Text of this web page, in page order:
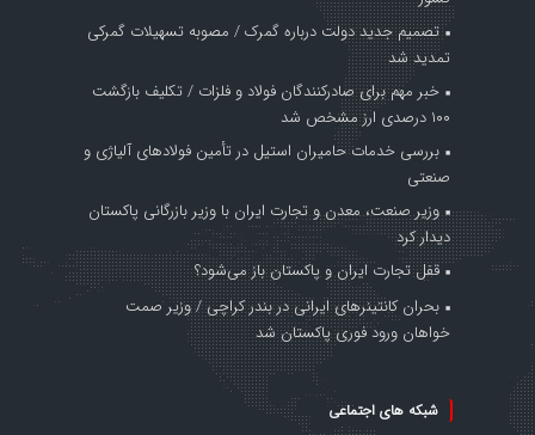
تصمیم جدید دولت درباره گمرک / مصوبه تسهیلات گمرکی
تمدید شد
خبر مهم برای صادرکنندگان فولاد و فلزات / تکلیف بازگشت
۱۰۰ درصدی ارز مشخص شد
بررسی خدمات حامیران استیل در تأمین فولادهای آلیاژی و
صنعتی
وزیر صنعت، معدن و تجارت ایران با وزیر بازرگانی پاکستان
دیدار کرد
قفل تجارت ایران و پاکستان باز می‌شود؟
بحران کانتینر‌های ایرانی در بندر کراچی / وزیر صمت
خواهان ورود فوری پاکستان شد
شبکه های اجتماعی